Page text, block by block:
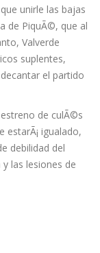
unirle las bajas
de PiquÃ©, que al
Valverde
suplentes,
el partido
de culÃ©s
estarÃ¡ igualado,
debilidad del
las lesiones de